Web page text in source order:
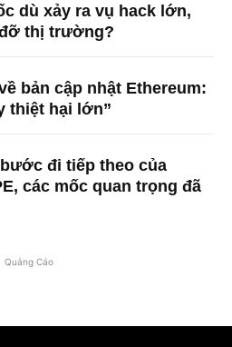
dù xảy ra vụ hack lớn,
thị trường?
bản cập nhật Ethereum:
thiệt hại lớn”
đi tiếp theo của
các mốc quan trọng đã
Quảng Cáo